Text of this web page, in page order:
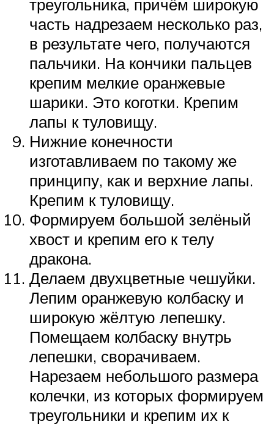
треугольника, причём широкую
часть надрезаем несколько раз,
в результате чего, получаются
пальчики. На кончики пальцев
крепим мелкие оранжевые
шарики. Это коготки. Крепим
лапы к туловищу.
Нижние конечности
изготавливаем по такому же
принципу, как и верхние лапы.
Крепим к туловищу.
Формируем большой зелёный
хвост и крепим его к телу
дракона.
Делаем двухцветные чешуйки.
Лепим оранжевую колбаску и
широкую жёлтую лепешку.
Помещаем колбаску внутрь
лепешки, сворачиваем.
Нарезаем небольшого размера
колечки, из которых формируем
треугольники и крепим их к